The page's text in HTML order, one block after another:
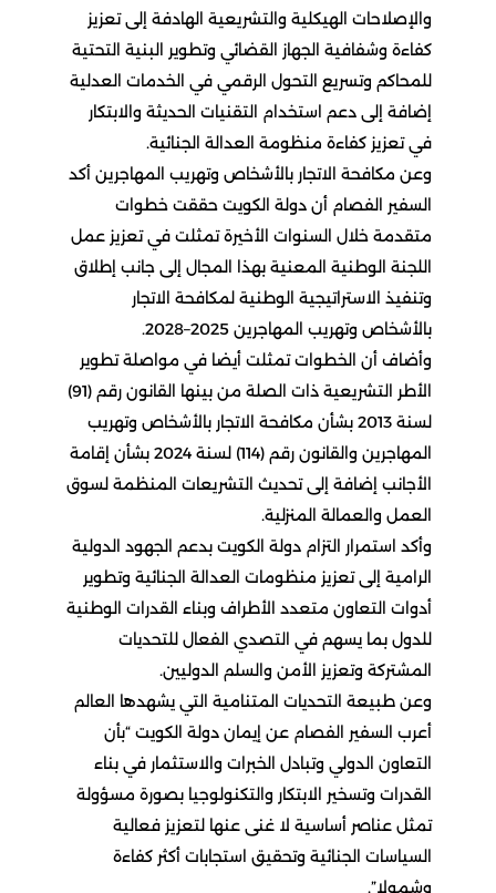
والإصلاحات الهيكلية والتشريعية الهادفة إلى تعزيز
كفاءة وشفافية الجهاز القضائي وتطوير البنية التحتية
للمحاكم وتسريع التحول الرقمي في الخدمات العدلية
إضافة إلى دعم استخدام التقنيات الحديثة والابتكار
في تعزيز كفاءة منظومة العدالة الجنائية.
وعن مكافحة الاتجار بالأشخاص وتهريب المهاجرين أكد
السفير الفصام أن دولة الكويت حققت خطوات
متقدمة خلال السنوات الأخيرة تمثلت في تعزيز عمل
اللجنة الوطنية المعنية بهذا المجال إلى جانب إطلاق
وتنفيذ الاستراتيجية الوطنية لمكافحة الاتجار
بالأشخاص وتهريب المهاجرين 2025–2028.
وأضاف أن الخطوات تمثلت أيضا في مواصلة تطوير
الأطر التشريعية ذات الصلة من بينها القانون رقم (91)
لسنة 2013 بشأن مكافحة الاتجار بالأشخاص وتهريب
المهاجرين والقانون رقم (114) لسنة 2024 بشأن إقامة
الأجانب إضافة إلى تحديث التشريعات المنظمة لسوق
العمل والعمالة المنزلية.
وأكد استمرار التزام دولة الكويت بدعم الجهود الدولية
الرامية إلى تعزيز منظومات العدالة الجنائية وتطوير
أدوات التعاون متعدد الأطراف وبناء القدرات الوطنية
للدول بما يسهم في التصدي الفعال للتحديات
المشتركة وتعزيز الأمن والسلم الدوليين.
وعن طبيعة التحديات المتنامية التي يشهدها العالم
أعرب السفير الفصام عن إيمان دولة الكويت “بأن
التعاون الدولي وتبادل الخبرات والاستثمار في بناء
القدرات وتسخير الابتكار والتكنولوجيا بصورة مسؤولة
تمثل عناصر أساسية لا غنى عنها لتعزيز فعالية
السياسات الجنائية وتحقيق استجابات أكثر كفاءة
وشمولا”.